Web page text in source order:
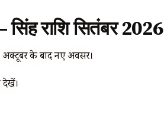
सिंह राशि सितंबर 2026
अक्टूबर के बाद नए अवसर।